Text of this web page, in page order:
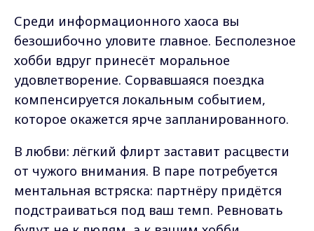
Среди информационного хаоса вы
безошибочно уловите главное. Бесполезное
хобби вдруг принесёт моральное
удовлетворение. Сорвавшаяся поездка
компенсируется локальным событием,
которое окажется ярче запланированного.
В любви: лёгкий флирт заставит расцвести
от чужого внимания. В паре потребуется
ментальная встряска: партнёру придётся
подстраиваться под ваш темп. Ревновать